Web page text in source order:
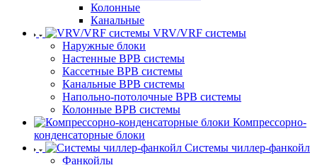
Колонные
Канальные
VRV/VRF системы
Наружные блоки
Настенные ВРВ системы
Кассетные ВРВ системы
Канальные ВРВ системы
Напольно-потолочные ВРВ системы
Колонные ВРВ системы
Компрессорно-
конденсаторные блоки
Системы чиллер-фанкойл
Фанкойлы